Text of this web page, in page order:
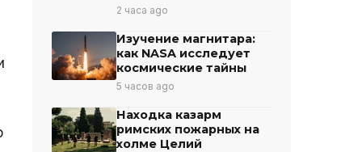
2 часа ago
Изучение магнитара:
как NASA исследует
космические тайны
5 часов ago
Находка казарм
римских пожарных на
холме Целий